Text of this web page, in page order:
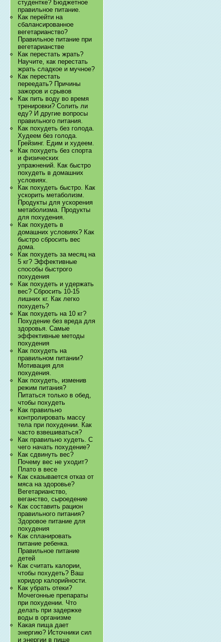
студентке? Бюджетное
правильное питание.
Как перейти на
сбалансированное
вегетарианство?
Правильное питание при
вегетарианстве
Как перестать жрать?
Научите, как перестать
жрать сладкое и мучное?
Как перестать
переедать? Причины
зажоров и срывов
Как пить воду во время
тренировки? Солить ли
еду? И другие вопросы
правильного питания.
Как похудеть без голода.
Худеем без голода.
Грейзинг. Едим и худеем.
Как похудеть без спорта
и физических
упражнений. Как быстро
похудеть в домашних
условиях.
Как похудеть быстро. Как
ускорить метаболизм.
Продукты для ускорения
метаболизма. Продукты
для похудения.
Как похудеть в
домашних условиях? Как
быстро сбросить вес
дома.
Как похудеть за месяц на
5 кг? Эффективные
способы быстрого
похудения
Как похудеть и удержать
вес? Сбросить 10-15
лишних кг. Как легко
похудеть?
Как похудеть на 10 кг?
Похудение без вреда для
здоровья. Самые
эффективные методы
похудения
Как похудеть на
правильном питании?
Мотивация для
похудения.
Как похудеть, изменив
режим питания?
Питаться только в обед,
чтобы похудеть
Как правильно
контролировать массу
тела при похудении. Как
часто взвешиваться?
Как правильно худеть. С
чего начать похудение?
Как сдвинуть вес?
Почему вес не уходит?
Плато в весе
Как сказывается отказ от
мяса на здоровье?
Вегетарианство,
веганство, сыроедение
Как составить рацион
правильного питания?
Здоровое питание для
похудения
Как спланировать
питание ребенка.
Правильное питание
детей
Как считать калории,
чтобы похудеть? Ваш
коридор калорийности.
Как убрать отеки?
Мочегонные препараты
при похудении. Что
делать при задержке
воды в организме
Какая пища дает
энергию? Источники сил
и энергии в пище